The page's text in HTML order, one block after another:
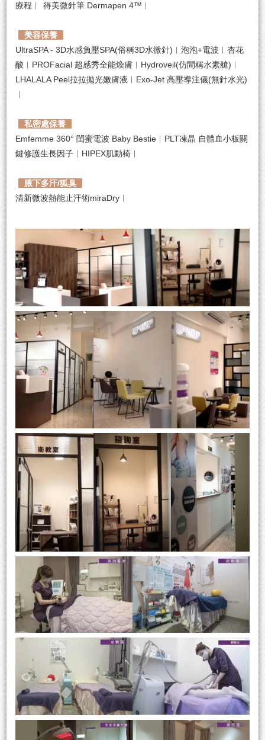
療程︱ 得美微針筆 Dermapen 4™︱
美容保養
UltraSPA - 3D水感負壓SPA(俗稱3D水微針)︱泡泡+電波︱杏花
酸︱PROFacial 超感秀全能煥膚︱Hydroveil(仿間稱水素艙)︱
LHALALA Peel拉拉拋光嫩膚液︱Exo-Jet 高壓導注儀(無針水光)
︱
私密處保養
Emfemme 360° 閨蜜電波 Baby Bestie︱PLT凍晶 自體血小板關
鍵修護生長因子︱HIPEX肌動椅︱
腋下多汗/狐臭
清新微波熱能止汗術miraDry︱